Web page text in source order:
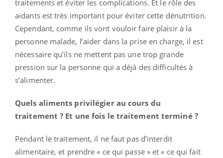
traitements et éviter les complications. Et le rôle des
aidants est très important pour éviter cette dénutrition.
Cependant, comme ils vont vouloir faire plaisir à la
personne malade, l’aider dans la prise en charge, il est
nécessaire qu’ils ne mettent pas une trop grande
pression sur la personne qui a déjà des difficultés à
s’alimenter.
Quels aliments privilégier au cours du
traitement ? Et une fois le traitement terminé ?
Pendant le traitement, il ne faut pas d’interdit
alimentaire, et prendre « ce qui passe » et « ce qui fait